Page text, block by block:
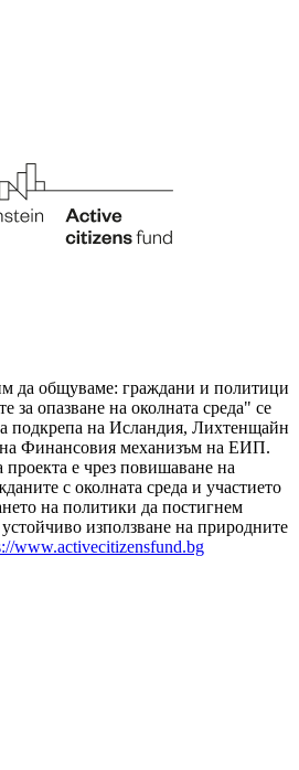
да общуваме: граждани и политици
за опазване на околната среда" се
подкрепа на Исландия, Лихтенщайн
Финансовия механизъм на ЕИП.
е чрез повишаване на
с околната среда и участието
на политики да постигнем
използване на природните
www.activecitizensfund.bg